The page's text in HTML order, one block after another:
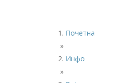
Почетна
»
Инфо
»